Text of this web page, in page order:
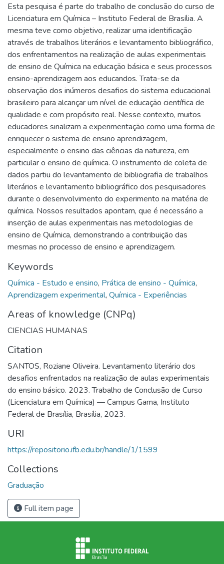
Esta pesquisa é parte do trabalho de conclusão do curso de
Licenciatura em Química – Instituto Federal de Brasília. A
mesma teve como objetivo, realizar uma identificação
através de trabalhos literários e levantamento bibliográfico,
dos enfrentamentos na realização de aulas experimentais
de ensino de Química na educação básica e seus processos
ensino-aprendizagem aos educandos. Trata-se da
observação dos inúmeros desafios do sistema educacional
brasileiro para alcançar um nível de educação científica de
qualidade e com propósito real. Nesse contexto, muitos
educadores sinalizam a experimentação como uma forma de
enriquecer o sistema de ensino aprendizagem,
especialmente o ensino das ciências da natureza, em
particular o ensino de química. O instrumento de coleta de
dados partiu do levantamento de bibliografia de trabalhos
literários e levantamento bibliográfico dos pesquisadores
durante o desenvolvimento do experimento na matéria de
química. Nossos resultados apontam, que é necessário a
inserção de aulas experimentais nas metodologias de
ensino de Química, demonstrando a contribuição das
mesmas no processo de ensino e aprendizagem.
Keywords
Química - Estudo e ensino, Prática de ensino - Química,
Aprendizagem experimental, Química - Experiências
Areas of knowledge (CNPq)
CIENCIAS HUMANAS
Citation
SANTOS, Roziane Oliveira. Levantamento literário dos
desafios enfrentados na realização de aulas experimentais
do ensino básico. 2023. Trabalho de Conclusão de Curso
(Licenciatura em Química) — Campus Gama, Instituto
Federal de Brasília, Brasília, 2023.
URI
https://repositorio.ifb.edu.br/handle/1/1599
Collections
Graduação
Full item page